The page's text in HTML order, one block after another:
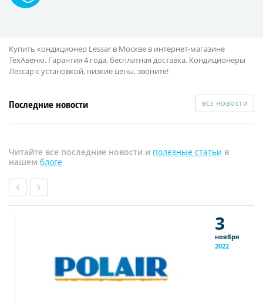
Купить кондиционер Lessar в Москве в интернет-магазине
ТехАвеню. Гарантия 4 года, бесплатная доставка. Кондиционеры
Лессар с установкой, низкие цены, звоните!
Последние новости ВСЕ НОВОСТИ
Читайте все последние новости и полезные статьи в
нашем блоге
3
ноября
2022